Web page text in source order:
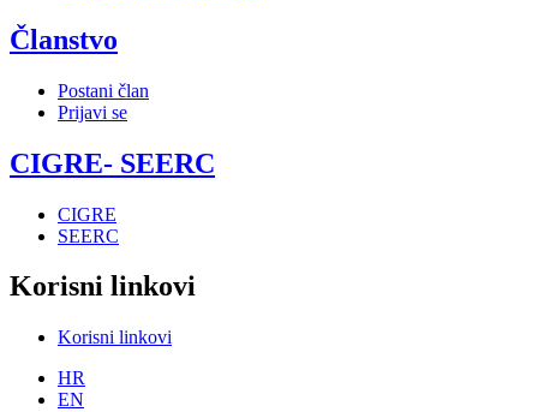
Članstvo
Postani član
Prijavi se
CIGRE- SEERC
CIGRE
SEERC
Korisni linkovi
Korisni linkovi
HR
EN